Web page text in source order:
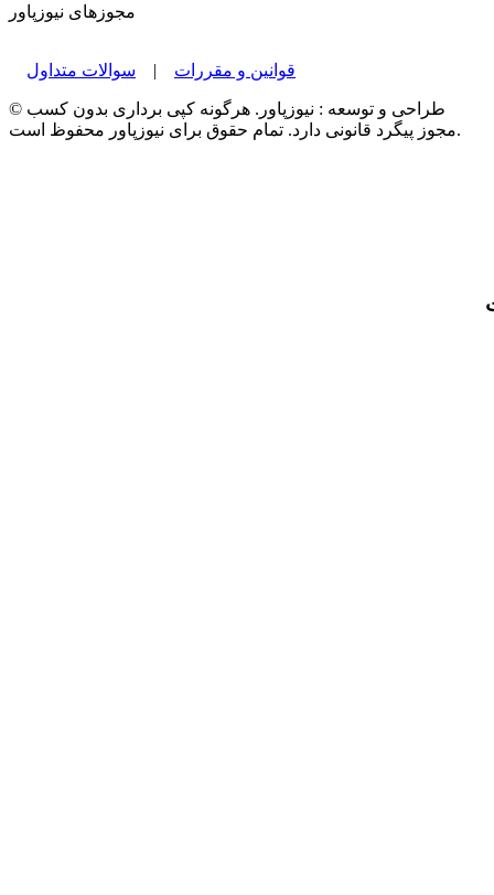
مجوزهای نیوزپاور
قوانین و مقررات | سوالات متداول
© طراحی و توسعه : نیوزپاور. هرگونه کپی برداری بدون کسب
مجوز پیگرد قانونی دارد. تمام حقوق برای نیوزپاور محفوظ است.